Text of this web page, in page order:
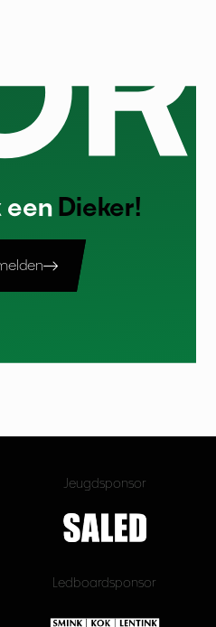
een Dieker!
Jeugdsponsor
Ledboardsponsor